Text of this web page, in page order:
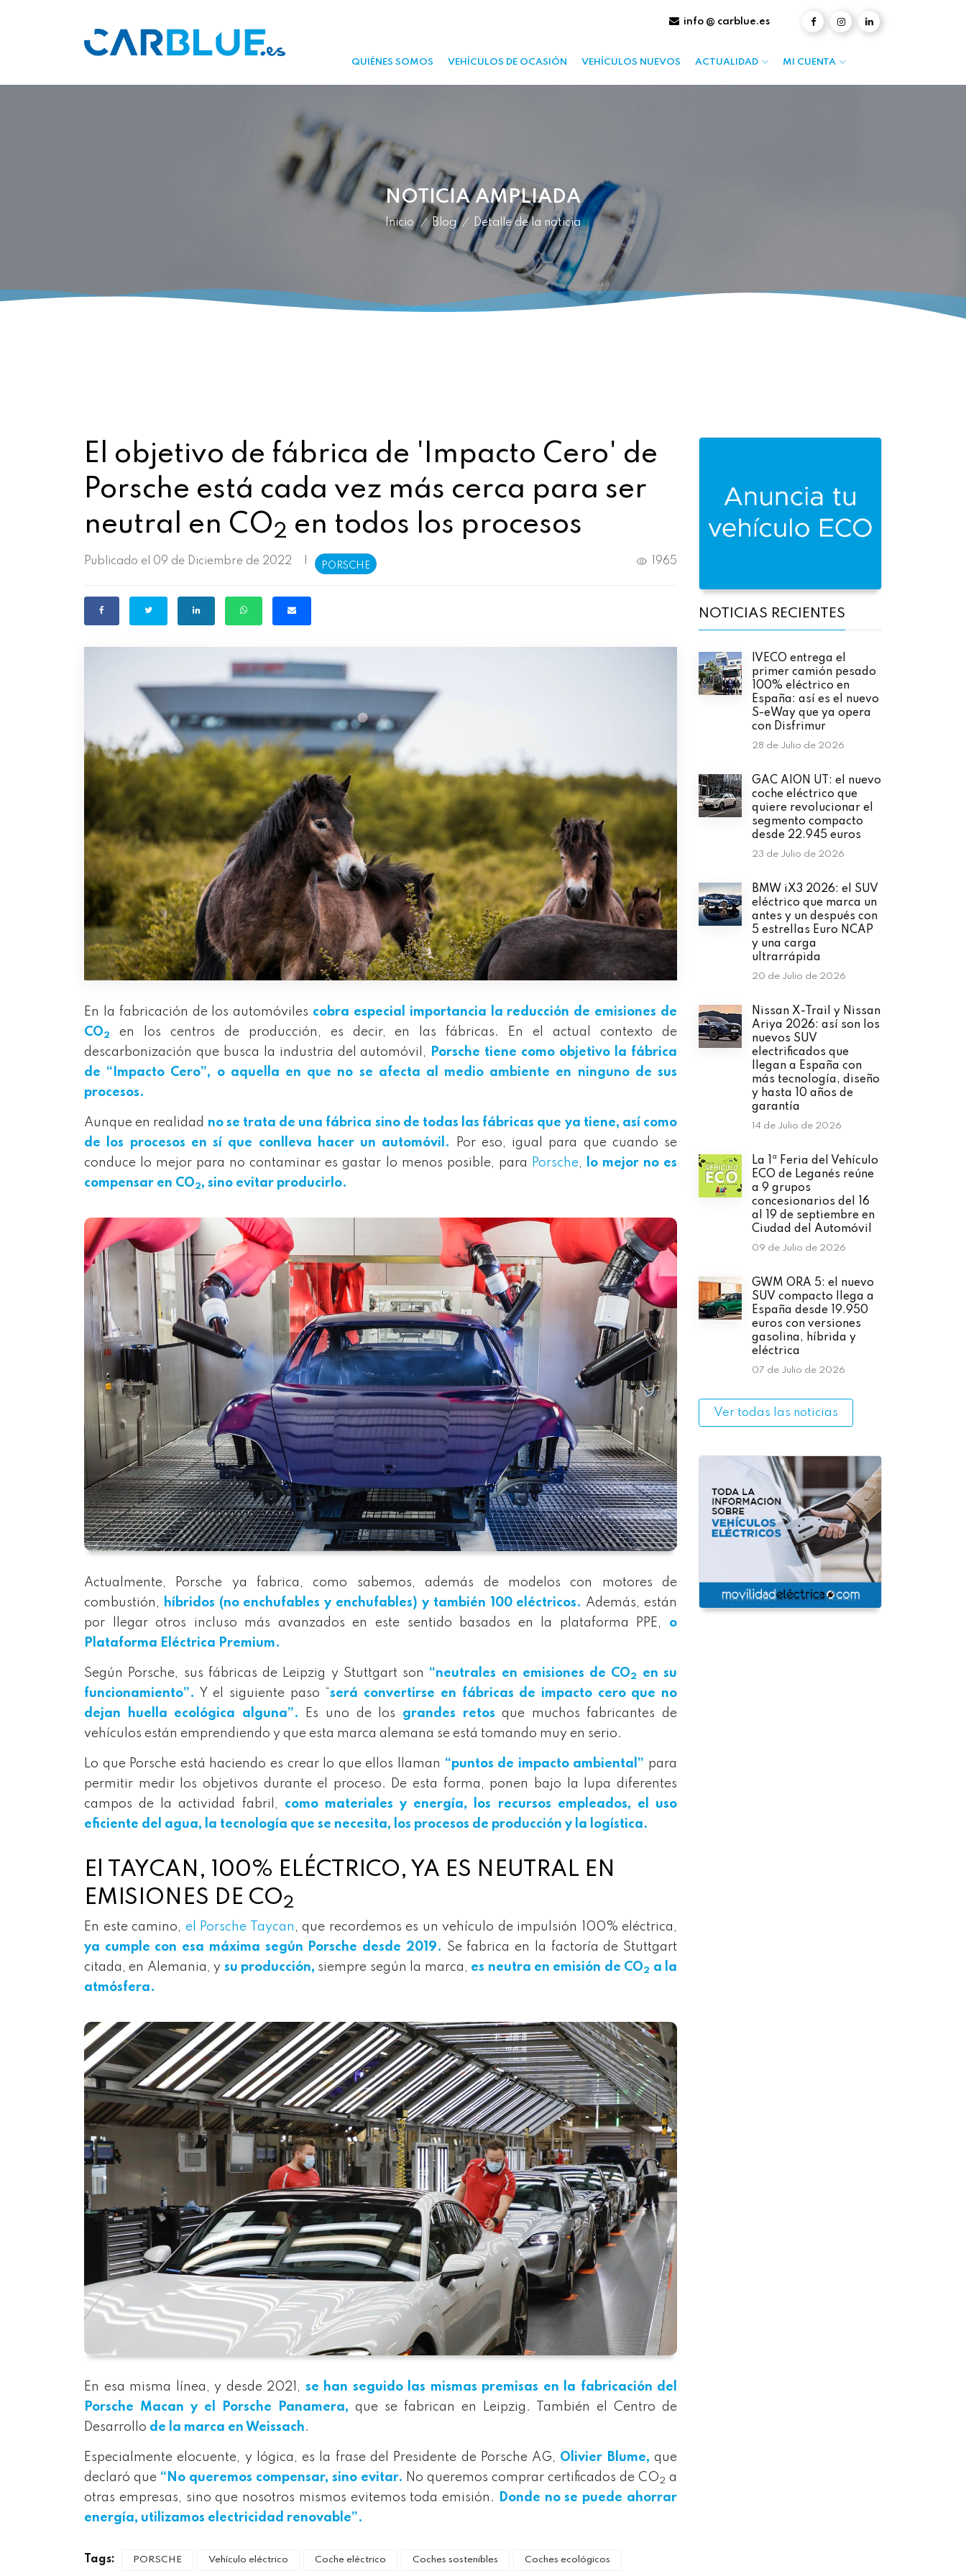
info @ carblue.es
QUIÉNES SOMOS VEHÍCULOS DE OCASIÓN VEHÍCULOS NUEVOS ACTUALIDAD MI CUENTA
NOTICIA AMPLIADA
Inicio / Blog / Detalle de la noticia
El objetivo de fábrica de 'Impacto Cero' de
Porsche está cada vez más cerca para ser
neutral en CO2 en todos los procesos
Publicado el 09 de Diciembre de 2022 PORSCHE 1965
En la fabricación de los automóviles cobra especial importancia
a reducción de emisiones de
CO2
en los centros de producción, es decir, en las fábricas. En el actual contexto de
descarbonización que busca la industria del automóvil,
Porsche tiene como objetivo la fábrica
de “Impacto Cero”, o aquella en que no se afecta al medio ambiente en ninguno de sus
procesos.
Aunque en realidad no se trata de una fábrica sino de todas las fábricas que ya tiene, así como
de los procesos en sí que conlleva hacer un automóvil.
Por eso, igual para que cuando se
conduce lo mejor para no contaminar es gastar lo menos posible, para
Porsche,
lo mejor no es
compensar en CO2, sino evitar producirlo.
Actualmente, Porsche ya fabrica, como sabemos, además de modelos con motores de
combustión,
híbridos (no enchufables y enchufables) y también 100 eléctricos. Además, están
por llegar otros incluso más avanzados en este sentido basados en la plataforma PPE, o
Plataforma Eléctrica Premium.
Según Porsche, sus fábricas de Leipzig y Stuttgart son “neutrales en emisiones de CO2
en su
funcionamiento”. Y el siguiente paso “será convertirse en fábricas de impacto cero que no
dejan huella ecológica alguna”.
Es uno de los grandes retos que muchos fabricantes de
vehículos están emprendiendo y que esta marca alemana se está tomando muy en serio.
Lo que Porsche está haciendo es crear lo que ellos llaman “puntos de impacto ambiental” para
permitir medir los objetivos durante el proceso. De esta forma, ponen bajo la lupa diferentes
campos de la actividad fabril, como materiales y energía, los recursos empleados, el uso
eficiente del agua, la tecnología que se necesita, los procesos de producción y la logística.
El TAYCAN, 100% ELÉCTRICO, YA ES NEUTRAL EN
EMISIONES DE CO2
En este camino, el Porsche Taycan , que recordemos es un vehículo de impulsión 100% eléctrica,
ya cumple con esa máxima según Porsche desde 2019. Se fabrica en la factoría de Stuttgart
citada, en Alemania, y su producción, siempre según la marca, es neutra en emisión de CO2 a la
atmósfera.
En esa misma línea, y desde 2021, se han seguido las mismas premisas en la fabricación del
Porsche Macan y el
Porsche Panamera, que se fabrican en Leipzig. También el Centro de
Desarrollo de la marca en Weissach.
Especialmente elocuente, y lógica, es la frase del Presidente de Porsche AG, O ivier Blume, que
declaró que “No queremos compensar, sino evitar. No queremos comprar certificados de CO2 a
otras empresas, sino que nosotros mismos evitemos toda emisión.
Donde no se puede ahorrar
energía, utilizamos electricidad renovable”.
Tags: PORSCHE Vehículo eléctrico Coche eléctrico Coches sostenibles Coches ecológicos
NOTICIAS RECIENTES
IVECO entrega el
primer camión pesado
100% eléctrico en
España: así es el nuevo
S-eWay que ya opera
con Disfrimur
28 de Julio de 2026
GAC AION UT: el nuevo
coche eléctrico que
quiere revolucionar el
segmento compacto
desde 22.945 euros
23 de Julio de 2026
BMW iX3 2026: el SUV
eléctrico que marca un
antes y un después con
5 estrellas Euro NCAP
y una carga
ultrarrápida
20 de Julio de 2026
Nissan X-Trail y Nissan
Ariya 2026: así son los
nuevos SUV
electrificados que
llegan a España con
más tecnología, diseño
y hasta 10 años de
garantía
14 de Julio de 2026
La 1ª Feria del Vehículo
ECO de Leganés reúne
a 9 grupos
concesionarios del 16
al 19 de septiembre en
Ciudad del Automóvil
09 de Julio de 2026
GWM ORA 5: el nuevo
SUV compacto llega a
España desde 19.950
euros con versiones
gasolina, híbrida y
eléctrica
07 de Julio de 2026
Ver todas las noticias